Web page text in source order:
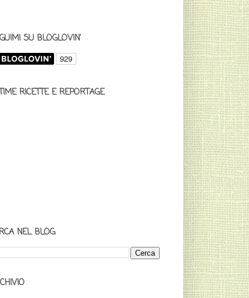
SU BLOGLOVIN'
RICETTE E REPORTAGE
NEL BLOG